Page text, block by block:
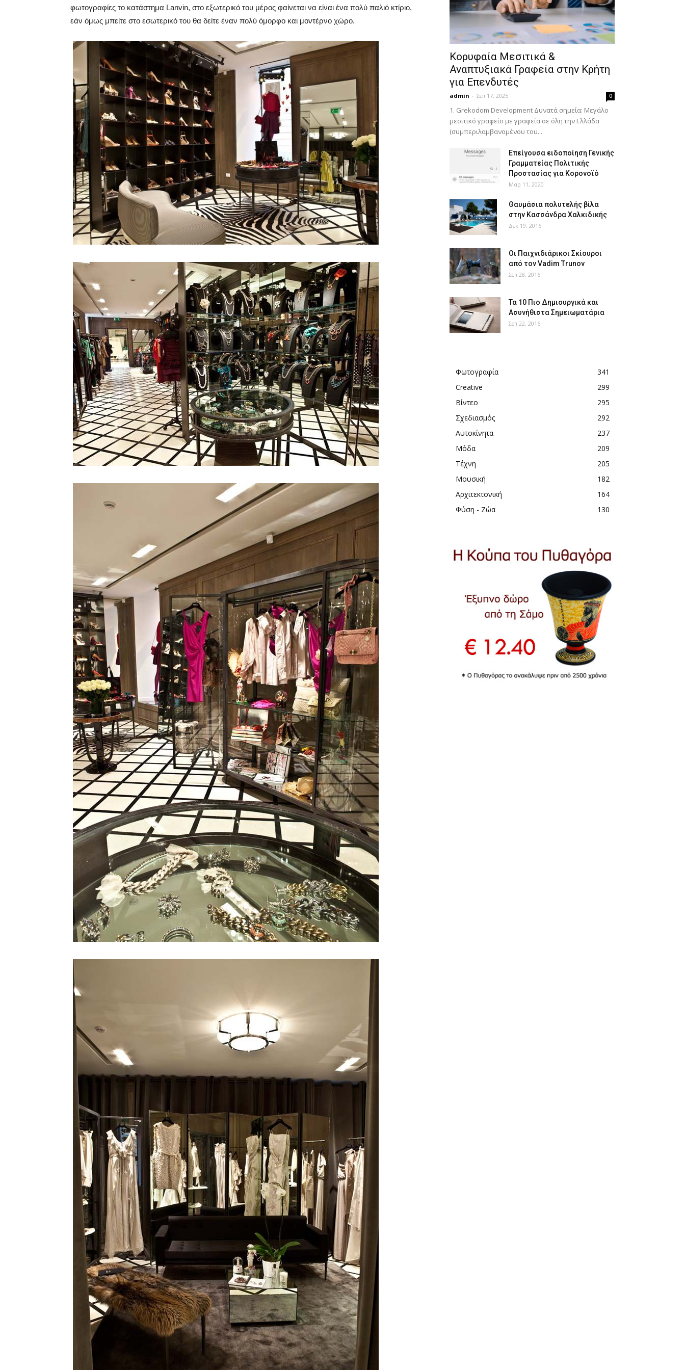
φωτογραφίες το κατάστημα Lanvin, στο εξωτερικό του μέρος φαίνεται να είναι ένα πολύ παλιό κτίριο,
εάν όμως μπείτε στο εσωτερικό του θα δείτε έναν πολύ όμορφο και μοντέρνο χώρο.
Κορυφαία Μεσιτικά &
Αναπτυξιακά Γραφεία στην Κρήτη
για Επενδυτές
admin - Σεπ 17, 2025 0
1. Grekodom Development Δυνατά σημεία: Μεγάλο
μεσιτικό γραφείο με γραφεία σε όλη την Ελλάδα
(συμπεριλαμβανομένου του...
Επείγουσα ειδοποίηση Γενικής
Γραμματείας Πολιτικής
Προστασίας για Κορονοϊό
Μαρ 11, 2020
Θαυμάσια πολυτελής βίλα
στην Κασσάνδρα Χαλκιδικής
Δεκ 19, 2016
Οι Παιχνιδιάρικοι Σκίουροι
από τον Vadim Trunov
Σεπ 28, 2016
Τα 10 Πιο Δημιουργικά και
Ασυνήθιστα Σημειωματάρια
Σεπ 22, 2016
Φωτογραφία
341
Creative
299
Βίντεο
295
Σχεδιασμός
292
Αυτοκίνητα
237
Μόδα
209
Τέχνη
205
Μουσική
182
Αρχιτεκτονική
164
Φύση - Ζώα
130